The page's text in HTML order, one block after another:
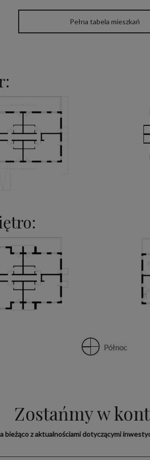
Pełna tabela mieszkań
Zostańmy w
bieżąco z aktualnościami dotyczącymi